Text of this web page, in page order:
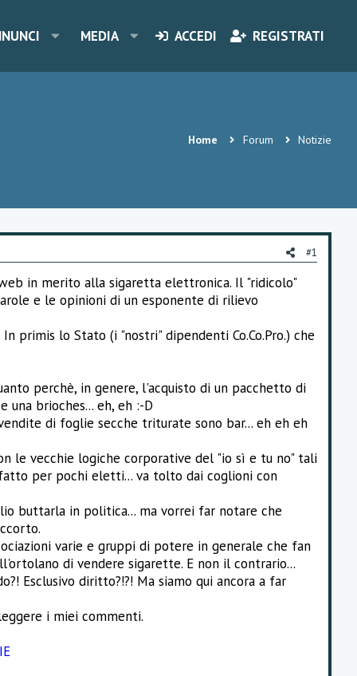
MEDIA ACCEDI REGISTRATI
Home Forum Notizie
#1
in merito alla sigaretta elettronica. Il "ridicolo"
e le opinioni di un esponente di rilievo
lo Stato (i "nostri" dipendenti Co.Co.Pro.) che
perchè, in genere, l'acquisto di un pacchetto di
brioches... eh, eh :-D
di foglie secche triturate sono bar... eh eh eh
le vecchie logiche corporative del "io sì e tu no" tali
per pochi eletti... va tolto dai coglioni con
buttarla in politica... ma vorrei far notare che
varie e gruppi di potere in generale che fan
di vendere sigarette. E non il contrario...
Esclusivo diritto?!?! Ma siamo qui ancora a far
i miei commenti.